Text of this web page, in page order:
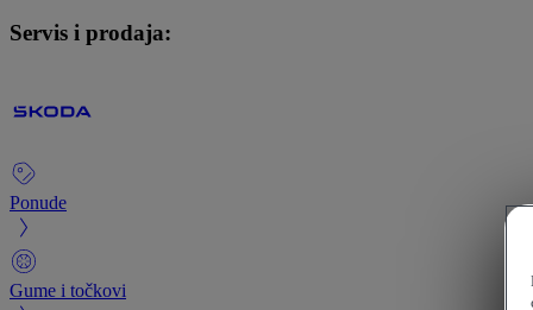
Servis i prodaja:
Ponude
Gume i točkovi